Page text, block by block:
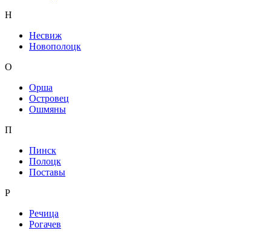
Н
Несвиж
Новополоцк
О
Орша
Островец
Ошмяны
П
Пинск
Полоцк
Поставы
Р
Речица
Рогачев